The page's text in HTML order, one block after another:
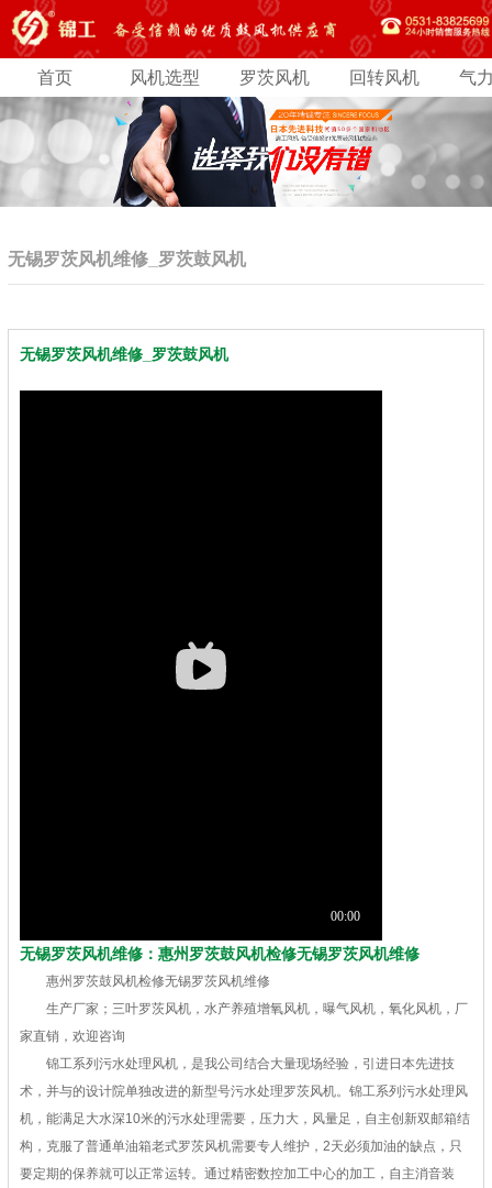
首页 风机选型 罗茨风机 回转风机 气
无锡罗茨风机维修_罗茨鼓风机
无锡罗茨风机维修_罗茨鼓风机
无锡罗茨风机维修：惠州罗茨鼓风机检修无锡罗茨风机维修
惠州罗茨鼓风机检修无锡罗茨风机维修
生产厂家；三叶罗茨风机，水产养殖增氧风机，曝气风机，氧化风机，厂
家直销，欢迎咨询
锦工系列污水处理风机，是我公司结合大量现场经验，引进日本先进技
术，并与的设计院单独改进的新型号污水处理罗茨风机。锦工系列污水处理风
机，能满足大水深10米的污水处理需要，压力大，风量足，自主创新双邮箱结
构，克服了普通单油箱老式罗茨风机需要专人维护，2天必须加油的缺点，只
要定期的保养就可以正常运转。通过精密数控加工中心的加工，自主消音装